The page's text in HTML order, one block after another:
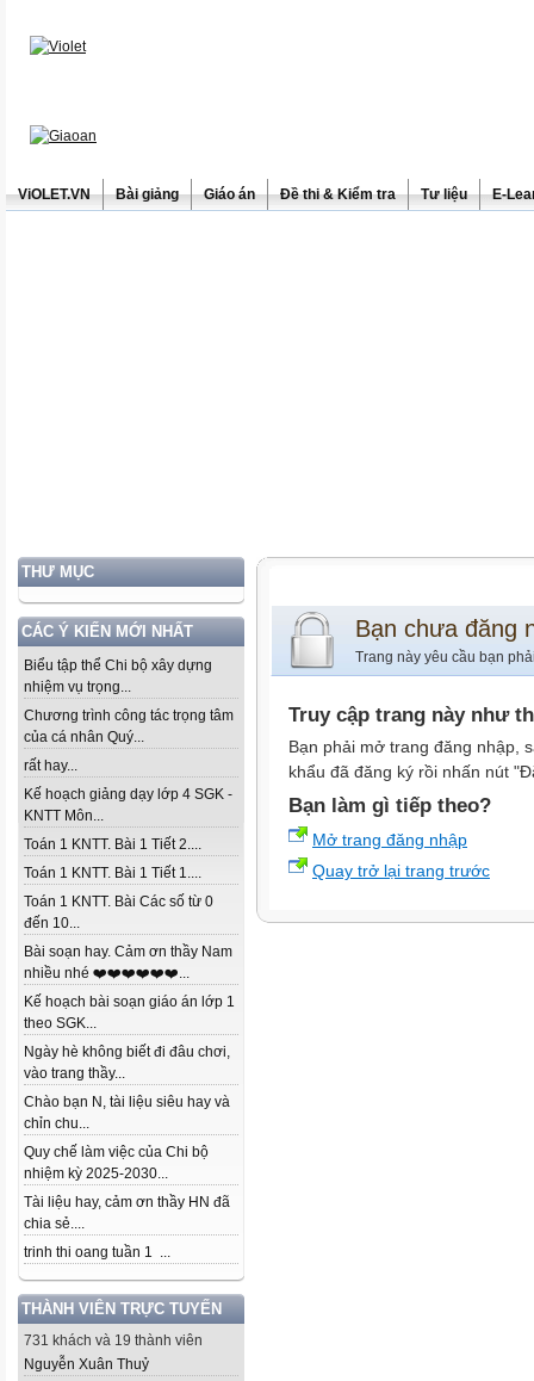
ViOLET.VN Bài giảng Giáo án Đề thi & Kiểm tra Tư liệu E-
THƯ MỤC
CÁC Ý KIẾN MỚI NHẤT
Biểu tập thể Chi bộ xây dựng
nhiệm vụ trọng...
Chương trình công tác trọng tâm
của cá nhân Quý...
rất hay...
Kế hoạch giảng dạy lớp 4 SGK -
KNTT Môn...
Toán 1 KNTT. Bài 1 Tiết 2....
Toán 1 KNTT. Bài 1 Tiết 1....
Toán 1 KNTT. Bài Các số từ 0
đến 10...
Bài soạn hay. Cảm ơn thầy Nam
nhiều nhé ❤️❤️❤️❤️❤️❤️...
Kế hoạch bài soạn giáo án lớp 1
theo SGK...
Ngày hè không biết đi đâu chơi,
vào trang thầy...
Chào bạn N, tài liệu siêu hay và
chỉn chu...
Quy chế làm việc của Chi bộ
nhiệm kỳ 2025-2030...
Tài liệu hay, cảm ơn thầy HN đã
chia sẻ....
trinh thi oang tuần 1 ...
THÀNH VIÊN TRỰC TUYẾN
731 khách và 19 thành viên
Nguyễn Xuân Thuỷ
Bạn chưa đăng
Trang này yêu cầu bạn
Truy cập trang này như
Bạn phải mở trang đăng nhập,
khẩu đã đăng ký rồi nhấn nút
Bạn làm gì tiếp theo?
Mở trang đăng nhập
Quay trở lại trang trước